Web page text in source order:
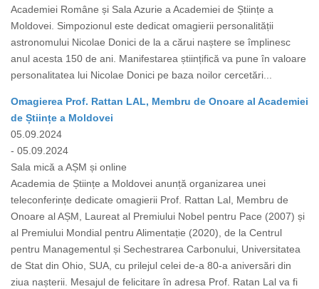
Academiei Române și Sala Azurie a Academiei de Științe a
Moldovei. Simpozionul este dedicat omagierii personalității
astronomului Nicolae Donici de la a cărui naștere se împlinesc
anul acesta 150 de ani. Manifestarea științifică va pune în valoare
personalitatea lui Nicolae Donici pe baza noilor cercetări...
Omagierea Prof. Rattan LAL, Membru de Onoare al Academiei
de Științe a Moldovei
05.09.2024
- 05.09.2024
Sala mică a AȘM și online
Academia de Științe a Moldovei anunță organizarea unei
teleconferințe dedicate omagierii Prof. Rattan Lal, Membru de
Onoare al AȘM, Laureat al Premiului Nobel pentru Pace (2007) și
al Premiului Mondial pentru Alimentație (2020), de la Centrul
pentru Managementul și Sechestrarea Carbonului, Universitatea
de Stat din Ohio, SUA, cu prilejul celei de-a 80-a aniversări din
ziua nașterii. Mesajul de felicitare în adresa Prof. Ratan Lal va fi